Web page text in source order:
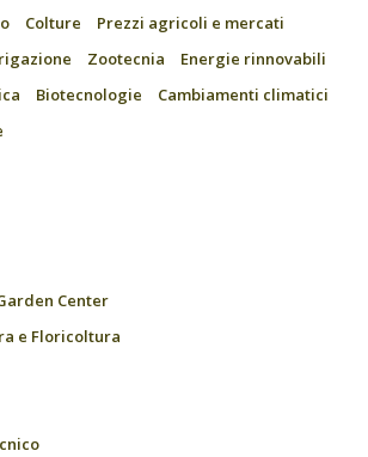
Colture
Prezzi agricoli e mercati
Zootecnia
Energie rinnovabili
Biotecnologie
Cambiamenti climatici
Center
e Floricoltura